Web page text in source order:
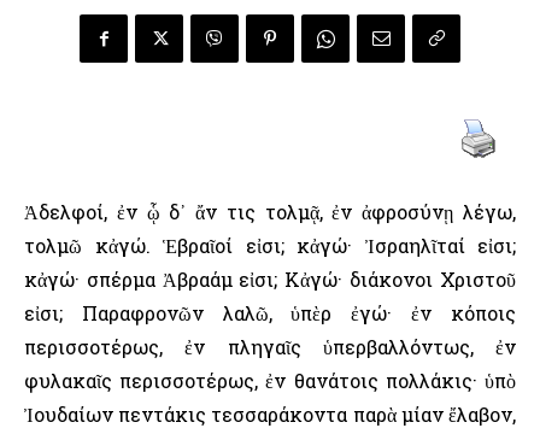
Ἀδελφοί, ἐν ᾧ δ᾿ ἄν τις τολμᾷ, ἐν ἀφροσύνῃ λέγω,
τολμῶ κἀγώ. Ἑβραῖοί εἰσι; κἀγώ· Ἰσραηλῖταί εἰσι;
κἀγώ· σπέρμα Ἀβραάμ εἰσι; Κἀγώ· διάκονοι Χριστοῦ
εἰσι; Παραφρονῶν λαλῶ, ὑπὲρ ἐγώ· ἐν κόποις
περισσοτέρως, ἐν πληγαῖς ὑπερβαλλόντως, ἐν
φυλακαῖς περισσοτέρως, ἐν θανάτοις πολλάκις· ὑπὸ
Ἰουδαίων πεντάκις τεσσαράκοντα παρὰ μίαν ἔλαβον,